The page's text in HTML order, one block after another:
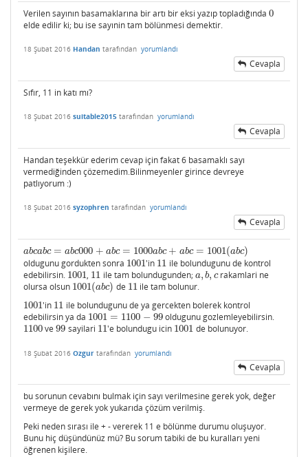
Verilen sayının basamaklarına bir artı bir eksi yazıp topladığında 0
0
elde edilir ki; bu ise sayınin tam bölünmesi demektir.
18 Şubat 2016 Handan tarafından yorumlandı
Cevapla
Sıfır, 11 in katı mı?
18 Şubat 2016 suitable2015 tarafından yorumlandı
Cevapla
Handan teşekkür ederim cevap için fakat 6 basamaklı sayı
vermediğinden çözemedim.Bilinmeyenler girince devreye
patlıyorum :)
18 Şubat 2016 syzophren tarafından yorumlandı
Cevapla
abcabc = abc000 + abc = 1000abc + abc = 1001(abc)
abcabc=abc000+a bc=1000a bc+abc=1001(ab c)
oldugunu gordukten sonra 1001
1001'in 11
11 ile bolundugunu de kontrol
edebilirsin. 1001
1001, 11
11 ile tam bolundugunden; a, b, c
a,b,c rakamlari ne
olursa olsun 1001(abc)
1001(abc) de 11
11 ile tam bolunur.
1001
1001'in 11
11 ile bolundugunu de ya gercekten bolerek kontrol
edebilirsin ya da 1001 = 1100 − 99
1001 =1100−99
oldugunu gozlemleyebilirsin.
1100
1100ve99
99 sayilari 11
11'e bolundugu icin 1001
1001 de bolunuyor.
18 Şubat 2016 Ozgur tarafından yorumlandı
Cevapla
bu sorunun cevabını bulmak için sayı verilmesine gerek yok, değer
vermeye de gerek yok yukarıda çözüm verilmiş.
Peki neden sırası ile + - vererek 11 e bölünme durumu oluşuyor.
Bunu hiç düşündünüz mü? Bu sorum tabiki de bu kuralları yeni
öğrenen kişilere.